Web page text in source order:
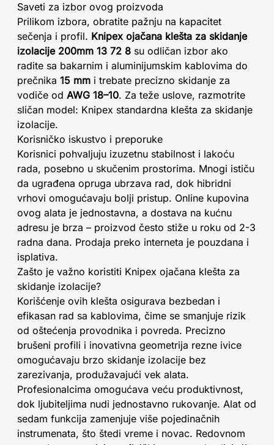
Saveti za izbor ovog proizvoda
Prilikom izbora, obratite pažnju na kapacitet
sečenja i profil. Knipex ojačana klešta za skidanje
izolacije 200mm 13 72 8 su odličan izbor ako
radite sa bakarnim i aluminijumskim kablovima do
prečnika 15 mm i trebate precizno skidanje za
vodiče od AWG 18–10. Za teže uslove, razmotrite
sličan model: Knipex standardna klešta za skidanje
izolacije.
Korisničko iskustvo i preporuke
Korisnici pohvaljuju izuzetnu stabilnost i lakoću
rada, posebno u skučenim prostorima. Mnogi ističu
da ugrađena opruga ubrzava rad, dok hibridni
vrhovi omogućavaju bolji pristup. Online kupovina
ovog alata je jednostavna, a dostava na kućnu
adresu je brza – proizvod često stiže u roku od 2-3
radna dana. Prodaja preko interneta je pouzdana i
isplativa.
Zašto je važno koristiti Knipex ojačana klešta za
skidanje izolacije?
Korišćenje ovih klešta osigurava bezbedan i
efikasan rad sa kablovima, čime se smanjuje rizik
od oštećenja provodnika i povreda. Precizno
brušeni profili i inovativna geometrija rezne ivice
omogućavaju brzo skidanje izolacije bez
zarezivanja, produžavajući vek alata.
Profesionalcima omogućava veću produktivnost,
dok ljubiteljima nudi jednostavno rukovanje. Alat od
sedam funkcija zamenjuje više pojedinačnih
instrumenata, što štedi vreme i novac. Redovnom